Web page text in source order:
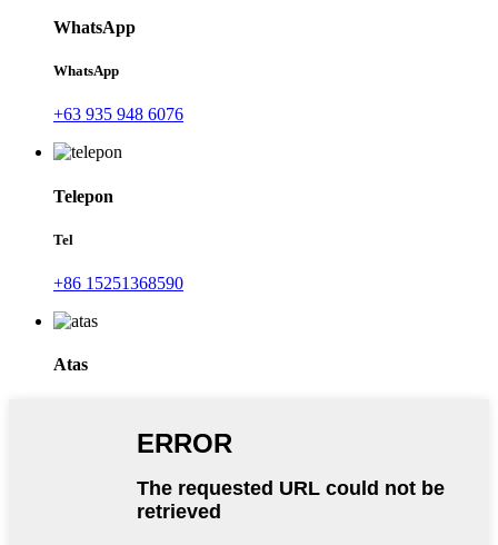
WhatsApp
WhatsApp
+63 935 948 6076
Telepon
Tel
+86 15251368590
Atas